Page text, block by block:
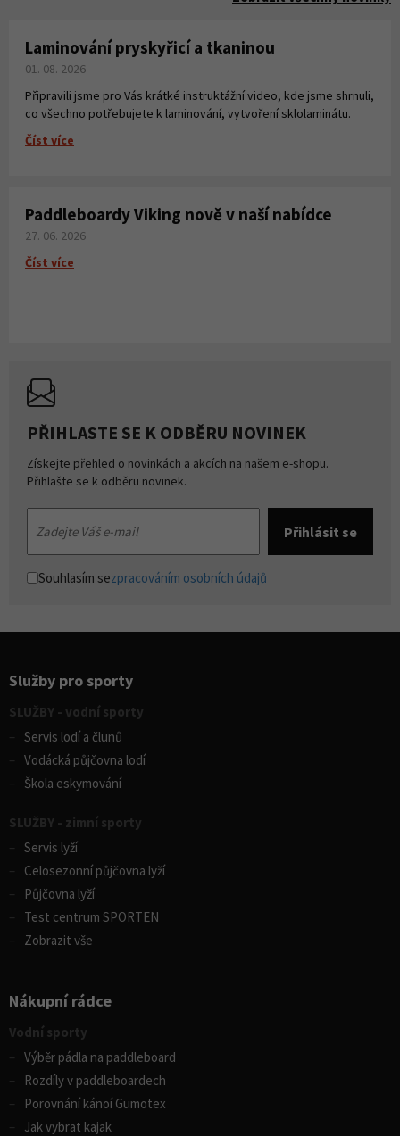
Laminování pryskyřicí a tkaninou
01. 08. 2026
Připravili jsme pro Vás krátké instruktážní video, kde jsme shrnuli,
co všechno potřebujete k laminování, vytvoření sklolaminátu.
Číst více
Paddleboardy Viking nově v naší nabídce
27. 06. 2026
Číst více
PŘIHLASTE SE K ODBĚRU NOVINEK
Získejte přehled o novinkách a akcích na našem e-shopu.
Přihlašte se k odběru novinek.
Souhlasím sezpracováním osobních údajů
Služby pro sporty
SLUŽBY - vodní sporty
Servis lodí a člunů
Vodácká půjčovna lodí
Škola eskymování
SLUŽBY - zimní sporty
Servis lyží
Celosezonní půjčovna lyží
Půjčovna lyží
Test centrum SPORTEN
Zobrazit vše
Nákupní rádce
Vodní sporty
Výběr pádla na paddleboard
Rozdíly v paddleboardech
Porovnání kánoí Gumotex
Jak vybrat kajak